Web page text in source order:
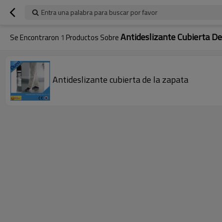
Entra una palabra para buscar por favor
Se Encontraron 1 Productos SobreAntideslizante Cubierta
Antideslizante cubierta de la zapata